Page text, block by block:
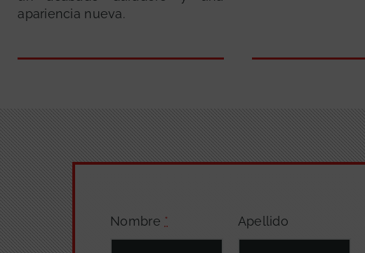
apariencia nueva.
Nombre * Apellido